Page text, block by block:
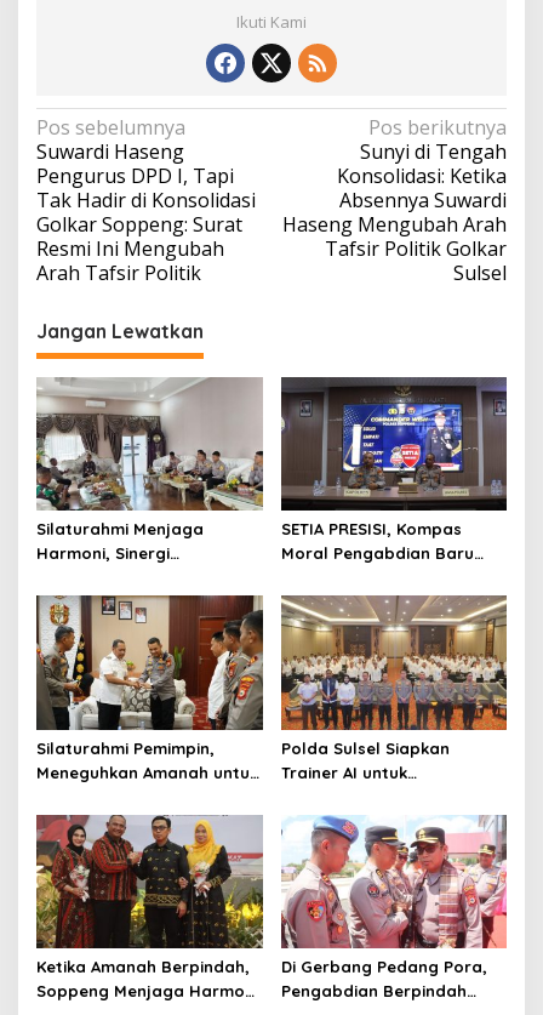
Ikuti Kami
Navigasi
pos
Pos sebelumnya
Suwardi Haseng
Pengurus DPD I, Tapi
Tak Hadir di Konsolidasi
Golkar Soppeng: Surat
Resmi Ini Mengubah
Arah Tafsir Politik
Pos berikutnya
Sunyi di Tengah
Konsolidasi: Ketika
Absennya Suwardi
Haseng Mengubah Arah
Tafsir Politik Golkar
Sulsel
Jangan Lewatkan
Silaturahmi Menjaga
Harmoni, Sinergi
Soppeng
SETIA PRESISI, Kompas
Moral Pengabdian Baru
Silaturahmi Pemimpin,
Meneguhkan Amanah untuk
Polda Sulsel Siapkan
Trainer AI untuk
Digital
Ketika Amanah Berpindah,
Soppeng Menjaga Harmoni
Di Gerbang Pedang Pora,
Pengabdian Berpindah